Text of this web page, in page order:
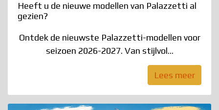
Heeft u de nieuwe modellen van Palazzetti al
gezien?
Ontdek de nieuwste Palazzetti-modellen voor
seizoen 2026-2027. Van stijlvol...
Lees meer